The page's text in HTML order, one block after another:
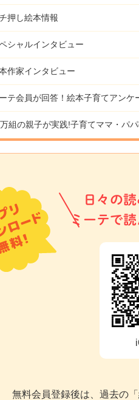
押し絵本情報
シャルインタビュー
作家インタビュー
テ会員が回答！ 絵本子育てアンケ
組の親子が実践!子育てママ・パ
日々の
ミーテで
無料会員登録後は、過去の